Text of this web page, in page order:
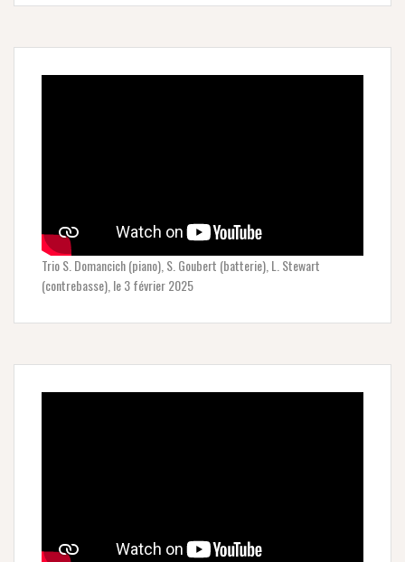
Trio S. Domancich (piano), S. Goubert (batterie), L. Stewart
(contrebasse), le 3 février 2025